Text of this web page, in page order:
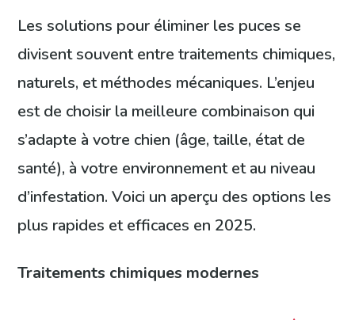
Les solutions pour éliminer les puces se
divisent souvent entre traitements chimiques,
naturels, et méthodes mécaniques. L’enjeu
est de choisir la meilleure combinaison qui
s’adapte à votre chien (âge, taille, état de
santé), à votre environnement et au niveau
d’infestation. Voici un aperçu des options les
plus rapides et efficaces en 2025.
Traitements chimiques modernes